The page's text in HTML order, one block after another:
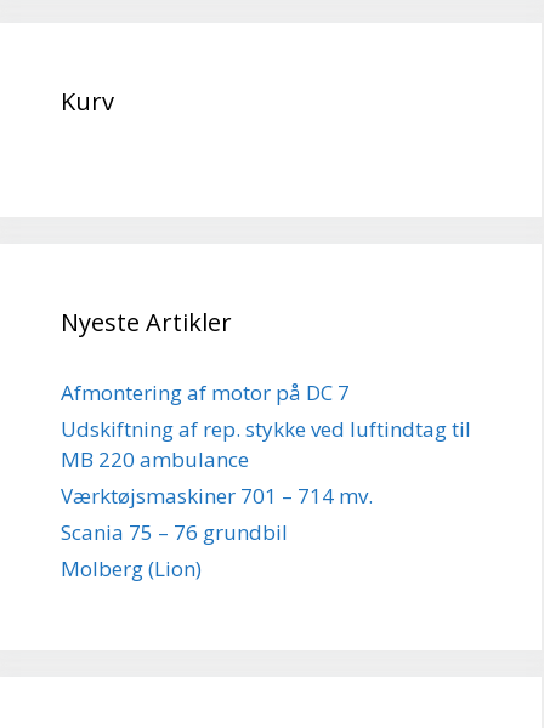
Kurv
Nyeste Artikler
Afmontering af motor på DC 7
Udskiftning af rep. stykke ved luftindtag til
MB 220 ambulance
Værktøjsmaskiner 701 – 714 mv.
Scania 75 – 76 grundbil
Molberg (Lion)